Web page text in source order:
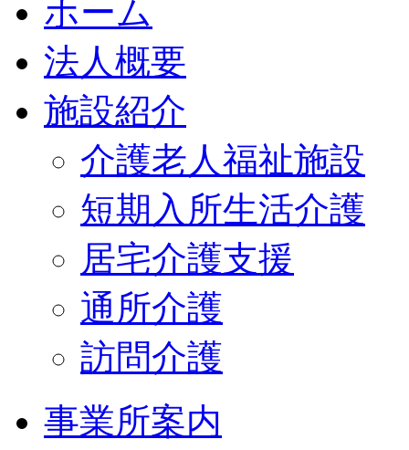
ホーム
法人概要
施設紹介
介護老人福祉施設
短期入所生活介護
居宅介護支援
通所介護
訪問介護
事業所案内